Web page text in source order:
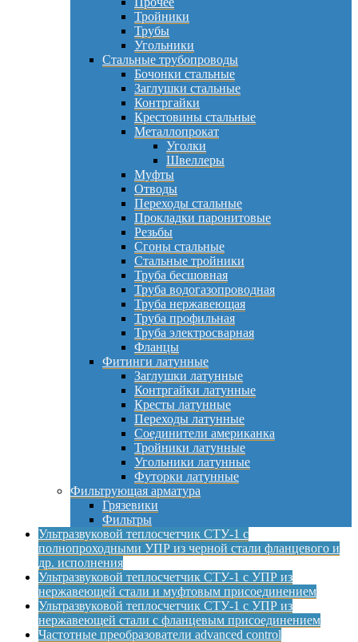
Тройники
Трубы
Угольники
Стальные трубопроводы
Бочонки стальные
Заглушки стальные
Контргайки
Крестовины стальные
Металлопрокат
Уголки
Швеллеры
Муфты
Отводы
Переходы стальные
Прокладки паронитовые
Резьбы
Сгоны стальные
Стальные тройники
Труба бесшовная
Труба водогазопроводная
Труба нержавеющая
Труба профильная
Труба электросварная
Фланцы
Фитинги латунные
Заглушки латунные
Контргайки латунные
Кресты латунные
Переходы латунные
Соединители американка
Тройники латунные
Угольники латунные
Футорки латунные
Фильтрующая арматура
Грязевики
Фильтры
Ультразвуковой теплосчетчик СТУ-1 с
полнопроходными УПР из черной стали фланцевого и
др. исполнения
Ультразвуковой теплосчетчик СТУ-1 с УПР из
нержавеющей стали и муфтовым присоединением
Ультразвуковой теплосчетчик СТУ-1 с УПР из
нержавеющей стали с фланцевым присоединением
Частотные преобразователи advanced control